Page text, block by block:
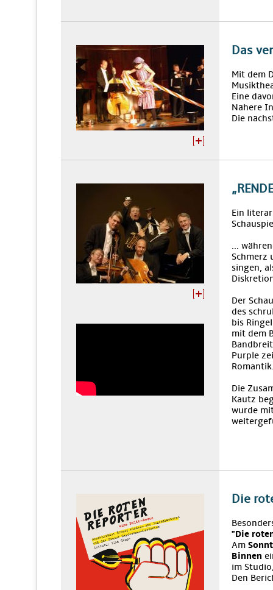
Das
Mit dem
Eine
Nähere
Die
Ein
...
Schmerz
singen,
Der
des
bis
mit dem
Purple
Die
Kautz
wurde
Die
"Die
Am
Binnen
im
Den